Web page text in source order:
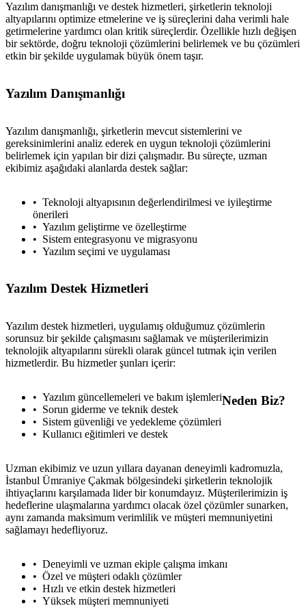
Yazılım danışmanlığı ve destek hizmetleri, şirketlerin teknoloji
altyapılarını optimize etmelerine ve iş süreçlerini daha verimli hale
getirmelerine yardımcı olan kritik süreçlerdir. Özellikle hızlı değişen
bir sektörde, doğru teknoloji çözümlerini belirlemek ve bu çözümleri
etkin bir şekilde uygulamak büyük önem taşır.
Yazılım Danışmanlığı
Yazılım danışmanlığı, şirketlerin mevcut sistemlerini ve
gereksinimlerini analiz ederek en uygun teknoloji çözümlerini
belirlemek için yapılan bir dizi çalışmadır. Bu süreçte, uzman
ekibimiz aşağıdaki alanlarda destek sağlar:
Teknoloji altyapısının değerlendirilmesi ve iyileştirme
önerileri
Yazılım geliştirme ve özelleştirme
Sistem entegrasyonu ve migrasyonu
Yazılım seçimi ve uygulaması
Yazılım Destek Hizmetleri
Yazılım destek hizmetleri, uygulamış olduğumuz çözümlerin
sorunsuz bir şekilde çalışmasını sağlamak ve müşterilerimizin
teknolojik altyapılarını sürekli olarak güncel tutmak için verilen
hizmetlerdir. Bu hizmetler şunları içerir:
Yazılım güncellemeleri ve bakım işlemleri
Sorun giderme ve teknik destek
Sistem güvenliği ve yedekleme çözümleri
Kullanıcı eğitimleri ve destek
Neden Biz?
Uzman ekibimiz ve uzun yıllara dayanan deneyimli kadromuzla,
İstanbul Ümraniye Çakmak bölgesindeki şirketlerin teknolojik
ihtiyaçlarını karşılamada lider bir konumdayız. Müşterilerimizin iş
hedeflerine ulaşmalarına yardımcı olacak özel çözümler sunarken,
aynı zamanda maksimum verimlilik ve müşteri memnuniyetini
sağlamayı hedefliyoruz.
Deneyimli ve uzman ekiple çalışma imkanı
Özel ve müşteri odaklı çözümler
Hızlı ve etkin destek hizmetleri
Yüksek müşteri memnuniyeti